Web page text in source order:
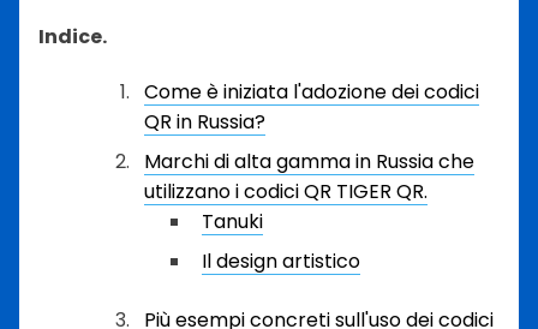
Indice.
Come è iniziata l'adozione dei codici
QR in Russia?
Marchi di alta gamma in Russia che
utilizzano i codici QR TIGER QR.
Tanuki
Il design artistico
Più esempi concreti sull'uso dei codici